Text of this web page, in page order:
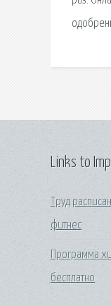
Links to
Труд
фитнес
Программа
бесплатно